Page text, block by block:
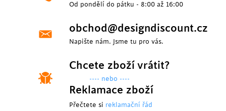
Od pondělí do pátku - 8:00 až 16:00
obchod@designdiscount.cz
Napište nám. Jsme tu pro vás.
Chcete zboží vrátit?
---- nebo ----
Reklamace zboží
Přečtete si reklamační řád